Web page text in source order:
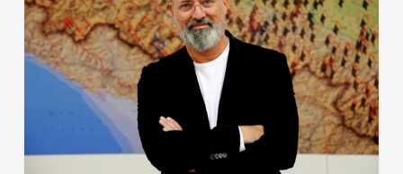
nos
75
ans
d’histoire
Stefano